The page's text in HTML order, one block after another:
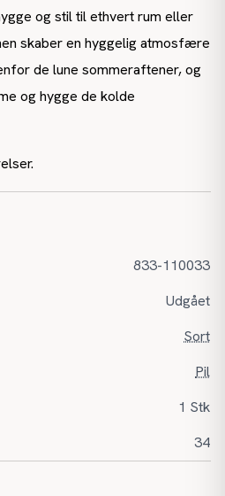
og stil til ethvert rum eller
skaber en hyggelig atmosfære
de lune sommeraftener, og
og hygge de kolde
833-110033
Udgået
Sort
Pil
1 Stk
34